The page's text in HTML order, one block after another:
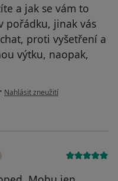
a jak se vám to
pořádku, jinak vás
proti vyšetření a
výtku, naopak,
• podle názoru uživatele A.B.
Nahlásit zneužití